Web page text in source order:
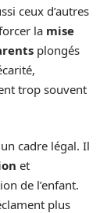
ceux d’autres
la mise
plongés
trop souvent
cadre légal. Il
et
de l’enfant.
plus